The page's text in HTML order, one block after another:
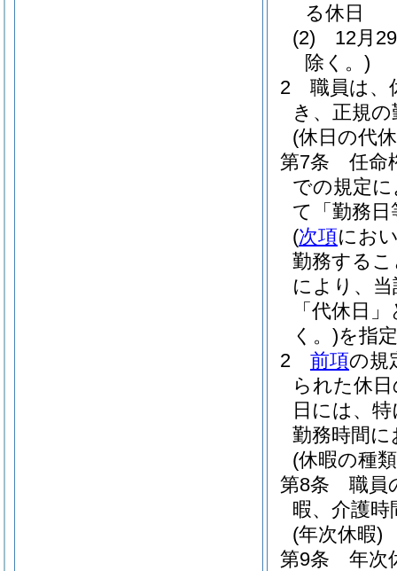
る休日
(2)
12月
除く。)
2
職員は、
き、正規
(休日の代
第7条
任命
での規定
て「勤務
(次項にお
勤務する
により、
「代休日
く。)を指
2
前項の規
られた休
日には、
勤務時間
(休暇の種
第8条
職員
暇、介護
(年次休暇)
第9条
年次